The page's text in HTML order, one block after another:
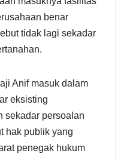
benar
tidak lagi sekadar
Anif masuk dalam
eksisting
sekadar persoalan
hak publik yang
penegak hukum